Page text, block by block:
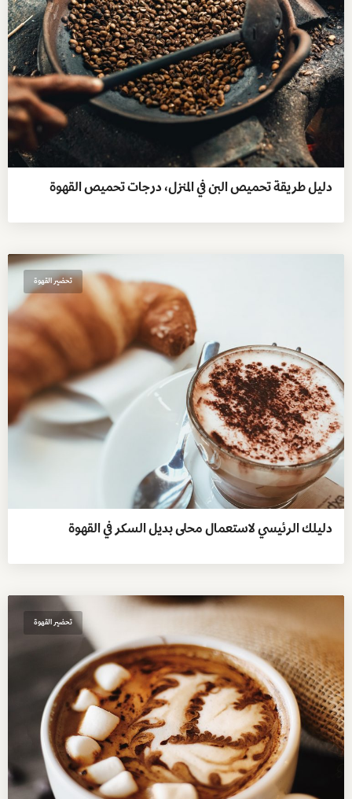
دليل طريقة تحميص البن في المنزل، درجات تحميص القهوة
تحضير القهوة
دليلك الرئيسي لاستعمال محلى بديل السكر في القهوة
تحضير القهوة